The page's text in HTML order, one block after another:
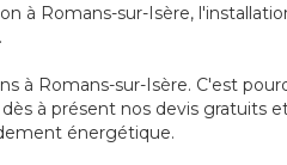
à Romans-sur-Isère,
à Romans-sur-Isère. C'est
à présent nos devis gratuits
énergétique.